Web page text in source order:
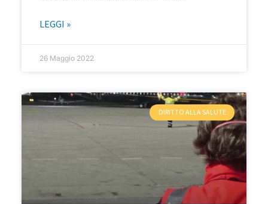
LEGGI »
26 Maggio 2022
DIRITTO ALLA SALUTE